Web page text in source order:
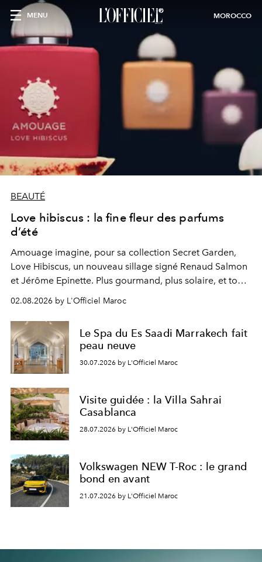
MENU MOROCCO
BEAUTÉ
Love hibiscus : la fine fleur des parfums
d’été
Amouage imagine, pour sa collection Secret Garden,
Love Hibiscus, un nouveau sillage signé Renaud Salmon
et Jérôme Epinette. Plus gourmand, plus solaire, et tout
à fait irrésistible.
02.08.2026 by L'Officiel Maroc
Le Spa du Es Saadi Marrakech fait
peau neuve
30.07.2026 by L'Officiel Maroc
Visite guidée : la Villa Sahrai
Casablanca
28.07.2026 by L'Officiel Maroc
Volkswagen NEW T-Roc : le grand
bond en avant
21.07.2026 by L'Officiel Maroc